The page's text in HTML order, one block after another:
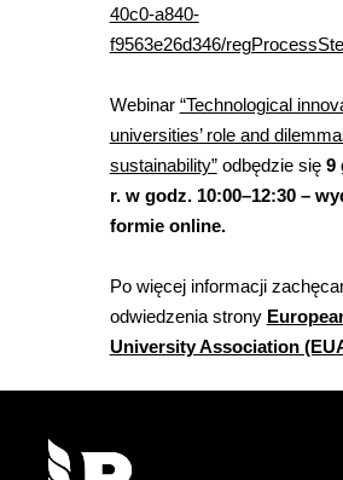
40c0-a840-
f9563e26d346/
Webinar “Technological
universities’ role and
sustainability”odbędzie się 9
r. w godz. 10:00–12:30 –
formie online.
Po więcej informacji
odwiedzenia strony
University Association